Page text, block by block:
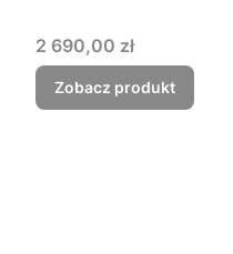
Cena
2 690,00 zł
Zobacz produkt